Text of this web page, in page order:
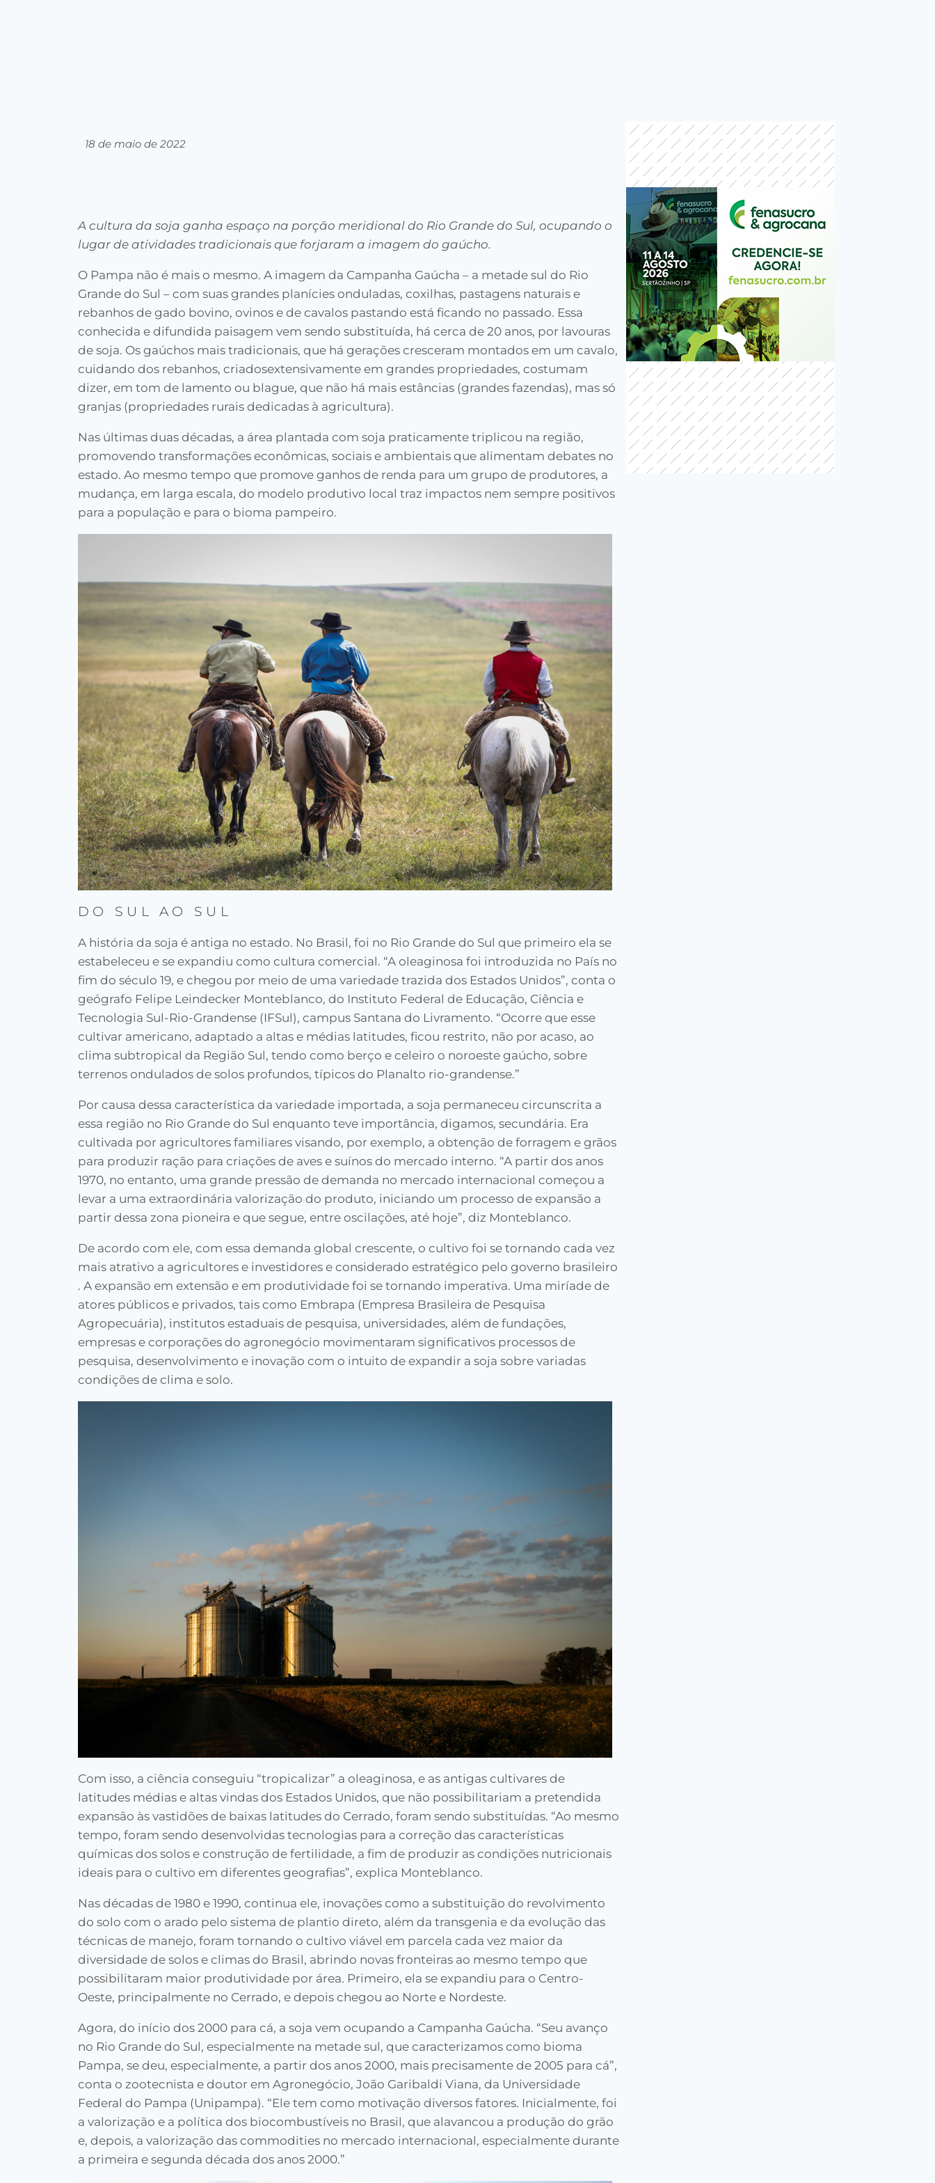
18 de maio de 2022
A cultura da soja ganha espaço na porção meridional do Rio Grande do Sul, ocupando o
lugar de atividades tradicionais que forjaram a imagem do gaúcho.
O Pampa não é mais o mesmo. A imagem da Campanha Gaúcha – a metade sul do Rio
Grande do Sul – com suas grandes planícies onduladas, coxilhas, pastagens naturais e
rebanhos de gado bovino, ovinos e de cavalos pastando está ficando no passado. Essa
conhecida e difundida paisagem vem sendo substituída, há cerca de 20 anos, por lavouras
de soja. Os gaúchos mais tradicionais, que há gerações cresceram montados em um cavalo,
cuidando dos rebanhos, criadosextensivamente em grandes propriedades, costumam
dizer, em tom de lamento ou blague, que não há mais estâncias (grandes fazendas), mas só
granjas (propriedades rurais dedicadas à agricultura).
Nas últimas duas décadas, a área plantada com soja praticamente triplicou na região,
promovendo transformações econômicas, sociais e ambientais que alimentam debates no
estado. Ao mesmo tempo que promove ganhos de renda para um grupo de produtores, a
mudança, em larga escala, do modelo produtivo local traz impactos nem sempre positivos
para a população e para o bioma pampeiro.
DO SUL AO SUL
A história da soja é antiga no estado. No Brasil, foi no Rio Grande do Sul que primeiro ela se
estabeleceu e se expandiu como cultura comercial. “A oleaginosa foi introduzida no País no
fim do século 19, e chegou por meio de uma variedade trazida dos Estados Unidos”, conta o
geógrafo Felipe Leindecker Monteblanco, do Instituto Federal de Educação, Ciência e
Tecnologia Sul-Rio-Grandense (IFSul), campus Santana do Livramento. “Ocorre que esse
cultivar americano, adaptado a altas e médias latitudes, ficou restrito, não por acaso, ao
clima subtropical da Região Sul, tendo como berço e celeiro o noroeste gaúcho, sobre
terrenos ondulados de solos profundos, típicos do Planalto rio-grandense.”
Por causa dessa característica da variedade importada, a soja permaneceu circunscrita a
essa região no Rio Grande do Sul enquanto teve importância, digamos, secundária. Era
cultivada por agricultores familiares visando, por exemplo, a obtenção de forragem e grãos
para produzir ração para criações de aves e suínos do mercado interno. “A partir dos anos
1970, no entanto, uma grande pressão de demanda no mercado internacional começou a
levar a uma extraordinária valorização do produto, iniciando um processo de expansão a
partir dessa zona pioneira e que segue, entre oscilações, até hoje”, diz Monteblanco.
De acordo com ele, com essa demanda global crescente, o cultivo foi se tornando cada vez
mais atrativo a agricultores e investidores e considerado estratégico pelo governo brasileiro
. A expansão em extensão e em produtividade foi se tornando imperativa. Uma miríade de
atores públicos e privados, tais como Embrapa (Empresa Brasileira de Pesquisa
Agropecuária), institutos estaduais de pesquisa, universidades, além de fundações,
empresas e corporações do agronegócio movimentaram significativos processos de
pesquisa, desenvolvimento e inovação com o intuito de expandir a soja sobre variadas
condições de clima e solo.
Com isso, a ciência conseguiu “tropicalizar” a oleaginosa, e as antigas cultivares de
latitudes médias e altas vindas dos Estados Unidos, que não possibilitariam a pretendida
expansão às vastidões de baixas latitudes do Cerrado, foram sendo substituídas. “Ao mesmo
tempo, foram sendo desenvolvidas tecnologias para a correção das características
químicas dos solos e construção de fertilidade, a fim de produzir as condições nutricionais
ideais para o cultivo em diferentes geografias”, explica Monteblanco.
Nas décadas de 1980 e 1990, continua ele, inovações como a substituição do revolvimento
do solo com o arado pelo sistema de plantio direto, além da transgenia e da evolução das
técnicas de manejo, foram tornando o cultivo viável em parcela cada vez maior da
diversidade de solos e climas do Brasil, abrindo novas fronteiras ao mesmo tempo que
possibilitaram maior produtividade por área. Primeiro, ela se expandiu para o Centro-
Oeste, principalmente no Cerrado, e depois chegou ao Norte e Nordeste.
Agora, do início dos 2000 para cá, a soja vem ocupando a Campanha Gaúcha. “Seu avanço
no Rio Grande do Sul, especialmente na metade sul, que caracterizamos como bioma
Pampa, se deu, especialmente, a partir dos anos 2000, mais precisamente de 2005 para cá”,
conta o zootecnista e doutor em Agronegócio, João Garibaldi Viana, da Universidade
Federal do Pampa (Unipampa). “Ele tem como motivação diversos fatores. Inicialmente, foi
a valorização e a política dos biocombustíveis no Brasil, que alavancou a produção do grão
e, depois, a valorização das commodities no mercado internacional, especialmente durante
a primeira e segunda década dos anos 2000.”